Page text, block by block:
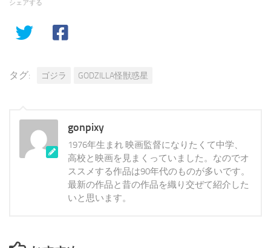
シェアする
タグ: ゴジラ GODZILLA怪獣惑星
gonpixy
1976年生まれ 映画監督になりたくて中学、
高校と映画を見まくっていました。なのでオ
ススメする作品は90年代のものが多いです。
最新の作品と昔の作品を織り交ぜて紹介した
いと思います。